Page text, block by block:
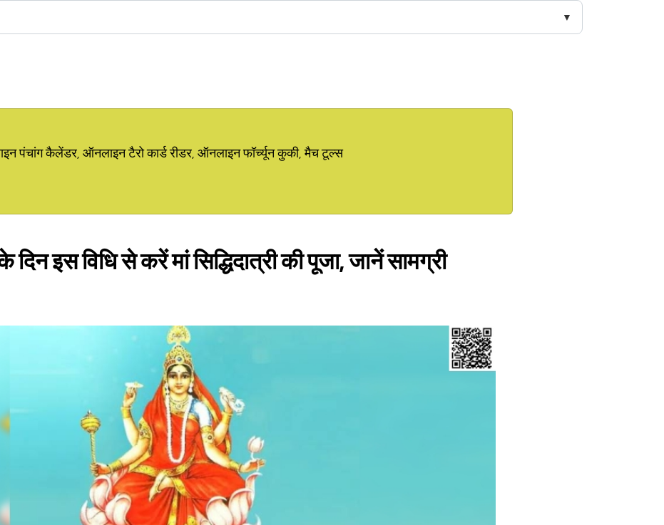
पंचांग कैलेंडर, ऑनलाइन टैरो कार्ड रीडर, ऑनलाइन फॉर्च्यून कुकी, मैच टूल्स
इस विधि से करें मां सिद्धिदात्री की पूजा, जानें सामग्री